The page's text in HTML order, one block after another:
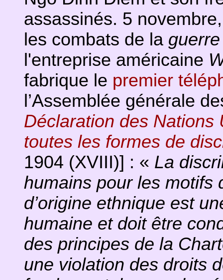
assassinés. 5
les combats de la
l'entreprise américaine
fabrique le premier
l’Assemblée générale
Déclaration des Nations
toutes les formes de
1904 (XVIII)] : « La
humains pour les motifs
d’origine ethnique est
humaine et doit être
des principes de la
une violation des droits